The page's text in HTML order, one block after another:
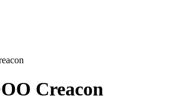
Creacon